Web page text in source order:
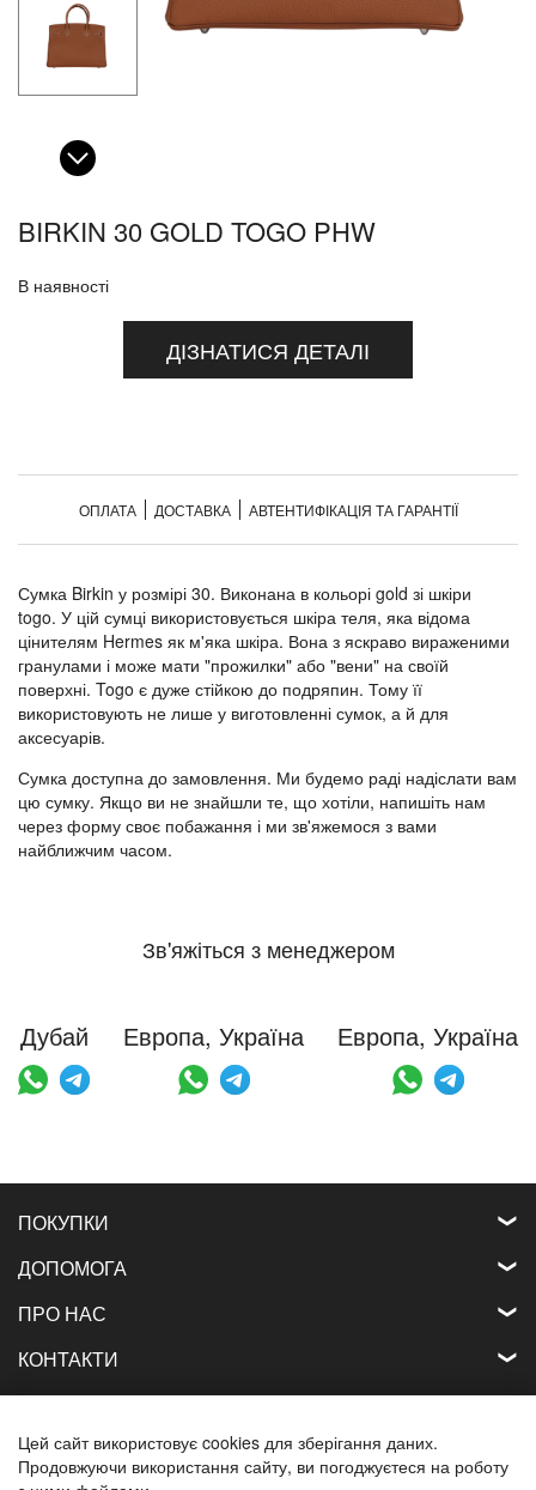
BIRKIN 30 GOLD TOGO PHW
В наявності
ДІЗНАТИСЯ ДЕТАЛІ
ОПЛАТА ДОСТАВКА АВТЕНТИФІКАЦІЯ ТА ГАРАНТІЇ
Сумка Birkin у розмірі 30. Виконана в кольорі gold зі шкіри
togo. У цій сумці використовується шкіра теля, яка відома
цінителям Hermes як м'яка шкіра. Вона з яскраво вираженими
гранулами і може мати "прожилки" або "вени" на своїй
поверхні. Togo є дуже стійкою до подряпин. Тому її
використовують не лише у виготовленні сумок, а й для
аксесуарів.
Сумка доступна до замовлення. Ми будемо раді надіслати вам
цю сумку. Якщо ви не знайшли те, що хотіли, напишіть нам
через форму своє побажання і ми зв'яжемося з вами
найближчим часом.
Зв'яжіться з менеджером
Дубай Европа, Україна Европа, Україна
ПОКУПКИ
ДОПОМОГА
ПРО НАС
КОНТАКТИ
Всі назви продуктів, логотипи та бренди
Всі назви компаній, продуктів та послуг,
використовувані на цьому веб-сайті,
Цей сайт використовує cookies для зберігання даних.
Продовжуючи використання сайту, ви погоджуєтеся на роботу